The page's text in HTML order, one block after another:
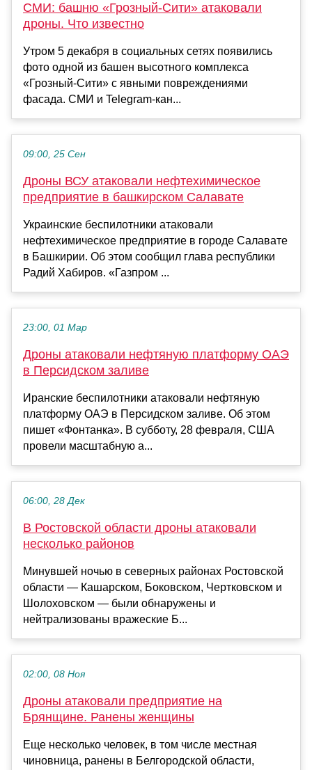
СМИ: башню «Грозный-Сити» атаковали
дроны. Что известно
Утром 5 декабря в социальных сетях появились
фото одной из башен высотного комплекса
«Грозный-Сити» с явными повреждениями
фасада. СМИ и Telegram-кан...
09:00, 25 Сен
Дроны ВСУ атаковали нефтехимическое
предприятие в башкирском Салавате
Украинские беспилотники атаковали
нефтехимическое предприятие в городе Салавате
в Башкирии. Об этом сообщил глава республики
Радий Хабиров. «Газпром ...
23:00, 01 Мар
Дроны атаковали нефтяную платформу ОАЭ
в Персидском заливе
Иранские беспилотники атаковали нефтяную
платформу ОАЭ в Персидском заливе. Об этом
пишет «Фонтанка». В субботу, 28 февраля, США
провели масштабную а...
06:00, 28 Дек
В Ростовской области дроны атаковали
несколько районов
Минувшей ночью в северных районах Ростовской
области — Кашарском, Боковском, Чертковском и
Шолоховском — были обнаружены и
нейтрализованы вражеские Б...
02:00, 08 Ноя
Дроны атаковали предприятие на
Брянщине. Ранены женщины
Еще несколько человек, в том числе местная
чиновница, ранены в Белгородской области,